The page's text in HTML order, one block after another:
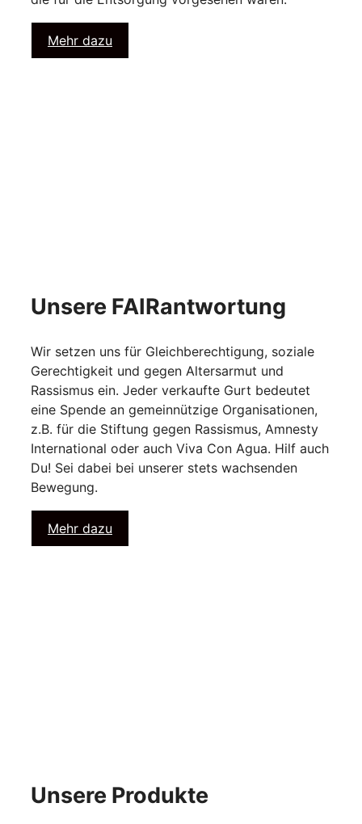
Mehr dazu
Unsere FAIRantwortung
Wir setzen uns für Gleichberechtigung, soziale
Gerechtigkeit und gegen Altersarmut und
Rassismus ein. Jeder verkaufte Gurt bedeutet
eine Spende an gemeinnützige Organisationen,
z.B. für die Stiftung gegen Rassismus, Amnesty
International oder auch Viva Con Agua. Hilf auch
Du! Sei dabei bei unserer stets wachsenden
Bewegung.
Mehr dazu
Unsere Produkte